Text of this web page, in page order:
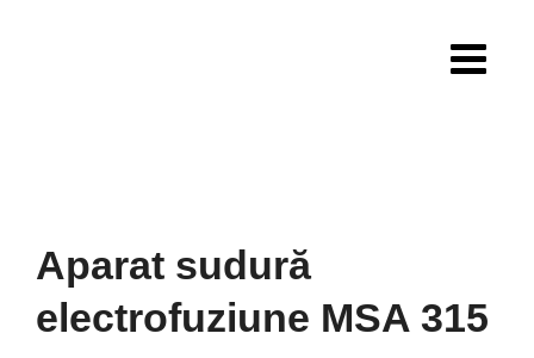
Aparat sudură
electrofuziune MSA 315